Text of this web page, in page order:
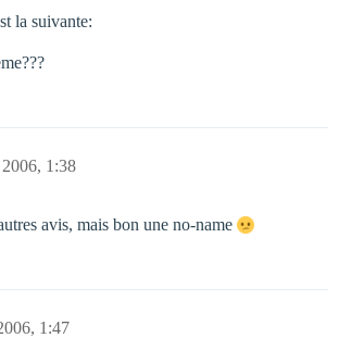
la suivante:
1:38
avis, mais bon une no-name
1:47